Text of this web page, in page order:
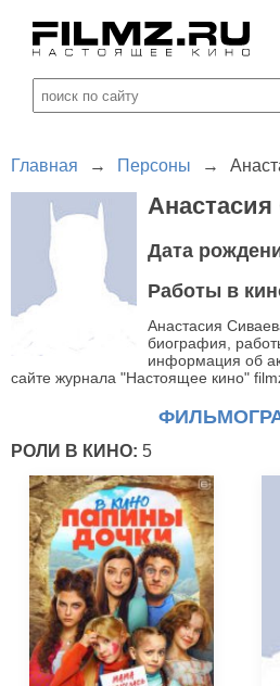
Главная → Персоны →
Дата
Работы в
Анастасия
биография,
информация об
сайте журнала "Настоящее кино"
РОЛИ В КИНО: 5